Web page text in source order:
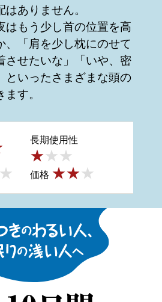
ありません。
もう少し首の位置を高
、「肩を少し枕にのせて
させたいな」「いや、密
といったさまざまな頭の
す。
長期使用性
価格